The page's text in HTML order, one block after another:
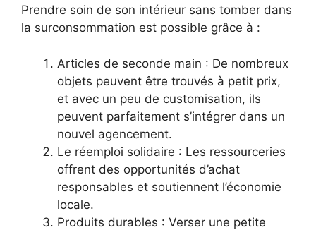
Prendre soin de son intérieur sans tomber dans
la surconsommation est possible grâce à :
Articles de seconde main : De nombreux
objets peuvent être trouvés à petit prix,
et avec un peu de customisation, ils
peuvent parfaitement s’intégrer dans un
nouvel agencement.
Le réemploi solidaire : Les ressourceries
offrent des opportunités d’achat
responsables et soutiennent l’économie
locale.
Produits durables : Verser une petite